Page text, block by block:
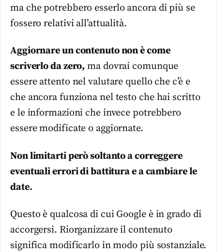
ma che potrebbero esserlo ancora di più se
fossero relativi all’attualità.
Aggiornare un contenuto non è come
scriverlo da zero, ma dovrai comunque
essere attento nel valutare quello che c’è e
che ancora funziona nel testo che hai scritto
e le informazioni che invece potrebbero
essere modificate o aggiornate.
Non limitarti però soltanto a correggere
eventuali errori di battitura e a cambiare le
date.
Questo è qualcosa di cui Google è in grado di
accorgersi. Riorganizzare il contenuto
significa modificarlo in modo più sostanziale.